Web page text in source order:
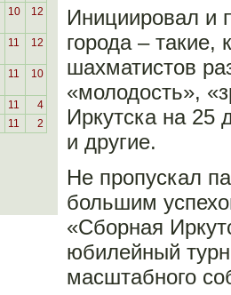
10 12
11 12
11 10
11
4
11 2
Инициировал и
города – такие,
шахматистов
«молодость»,
Иркутска на
и другие.
Не пропускал
большим
«Сборная
юбилейный
масштабного